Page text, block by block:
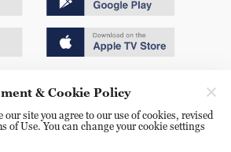
号
& Cookie Policy
site you agree to our use of cookies, revised
of Use. You can change your cookie settings